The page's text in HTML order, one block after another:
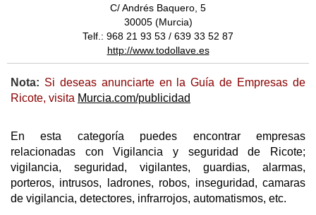
C/ Andrés Baquero, 5
30005 (Murcia)
Telf.: 968 21 93 53 / 639 33 52 87
http://www.todollave.es
Nota: Si deseas anunciarte en la Guía de Empresas de
Ricote, visita Murcia.com/publicidad
En esta categoría puedes encontrar empresas
relacionadas con Vigilancia y seguridad de Ricote;
vigilancia, seguridad, vigilantes, guardias, alarmas,
porteros, intrusos, ladrones, robos, inseguridad, camaras
de vigilancia, detectores, infrarrojos, automatismos, etc.